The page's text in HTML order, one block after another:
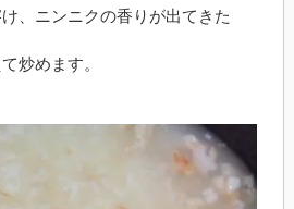
、ニンニクの香りが出てきた
炒めます。